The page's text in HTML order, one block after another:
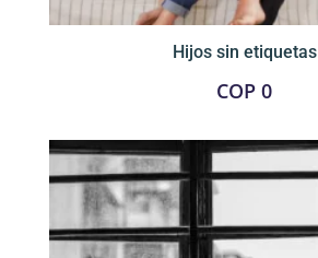
Hijos sin etiquetas
COP 0